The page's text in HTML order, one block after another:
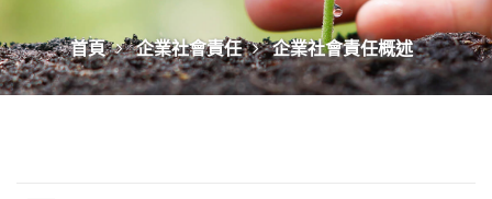
首頁 企業社會責任 企業社會責任概述